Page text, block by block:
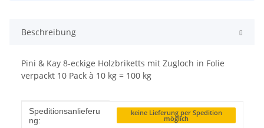
Beschreibung
Pini & Kay 8-eckige Holzbriketts mit Zugloch in Folie
verpackt 10 Pack à 10 kg = 100 kg
Produkteigenschaft
Wert
Speditionsanlieferu
ng:
keine Lieferung per Spedition
möglich